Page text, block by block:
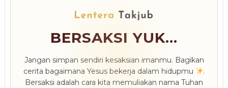
BERSAKSI YUK...
Jangan simpan sendiri kesaksian imanmu. Bagikan
cerita bagaimana Yesus bekerja dalam hidupmu
.
Bersaksi adalah cara kita memuliakan nama Tuhan